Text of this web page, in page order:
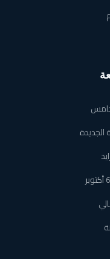
ذات قسمين منها
من المميزات مما يتيح
داخلها، وتتمثل فيما
الإتجاهات، كما أن من
أكثر هدوءاً، أما عن
الجديدة